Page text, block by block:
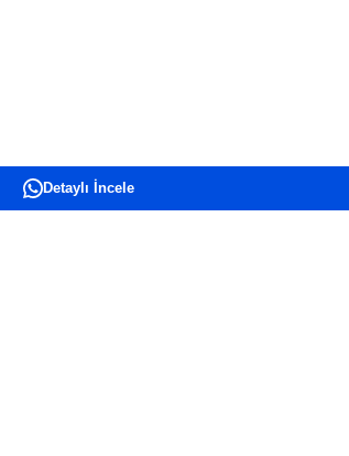
Detaylı İncele